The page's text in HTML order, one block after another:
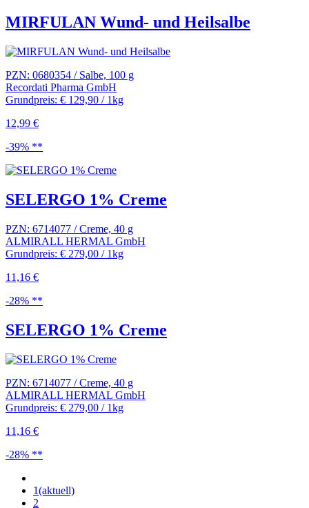
MIRFULAN Wund- und Heilsalbe
PZN: 0680354 / Salbe, 100 g
Recordati Pharma GmbH
Grundpreis: € 129,90 / 1kg
12,99 €
-39% **
SELERGO 1% Creme
PZN: 6714077 / Creme, 40 g
ALMIRALL HERMAL GmbH
Grundpreis: € 279,00 / 1kg
11,16 €
-28% **
SELERGO 1% Creme
PZN: 6714077 / Creme, 40 g
ALMIRALL HERMAL GmbH
Grundpreis: € 279,00 / 1kg
11,16 €
-28% **
1(aktuell)
2